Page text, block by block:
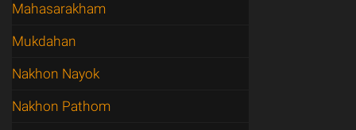
Mahasarakham
Mukdahan
Nakhon Nayok
Nakhon Pathom